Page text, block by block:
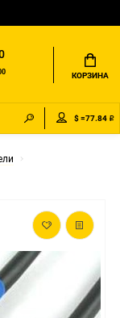
КОРЗИНА
$ =77.84 ₽